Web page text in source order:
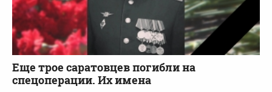
Еще трое саратовцев погибли на
спецоперации. Их имена